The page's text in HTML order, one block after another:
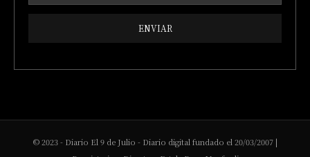
ENVIAR
© 2023 - Diario El 9 de Julio - Diario digital fundado el 20/03/2007 |